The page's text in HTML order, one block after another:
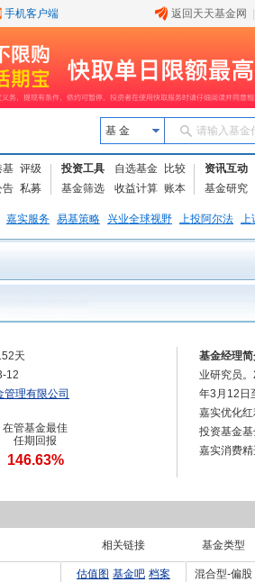
手机客户端 返回天天基金网
基 金 请输入基金
基 评级
告 私募
投资工具 自选基金
比较
基金筛选
收益计算 账本
资讯互动
基金研究
嘉实服务 易基策略 兴业全球视野 上投阿尔法 上
基金经理简
业研究员
年3月12日
嘉实优化
投资基金
嘉实消费精
天
12
管理有限公司
在管基金最佳
任期回报
146.63%
相关链接 基金类型
估值图 基金吧 档案 混合型-偏股